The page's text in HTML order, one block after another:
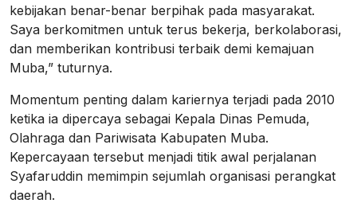
kebijakan benar-benar berpihak pada masyarakat.
Saya berkomitmen untuk terus bekerja, berkolaborasi,
dan memberikan kontribusi terbaik demi kemajuan
Muba,” tuturnya.
Momentum penting dalam kariernya terjadi pada 2010
ketika ia dipercaya sebagai Kepala Dinas Pemuda,
Olahraga dan Pariwisata Kabupaten Muba.
Kepercayaan tersebut menjadi titik awal perjalanan
Syafaruddin memimpin sejumlah organisasi perangkat
daerah.